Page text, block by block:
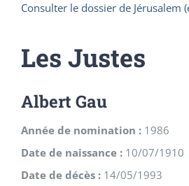
Consulter le dossier de Jérusalem
Les Justes
Albert Gau
Année de nomination : 1986
Date de naissance : 10/07/1910
Date de décès : 14/05/1993